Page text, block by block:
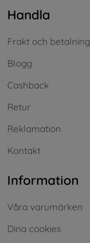
Handla
Frakt och betalning
Blogg
Cashback
Retur
Reklamation
Kontakt
Information
Våra varumärken
Dina cookies